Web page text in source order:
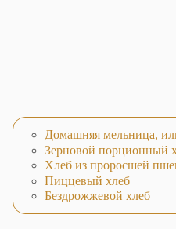
Домашняя мельница,
Зерновой порционный
Хлеб из проросшей
Пиццевый хлеб
Бездрожжевой хлеб